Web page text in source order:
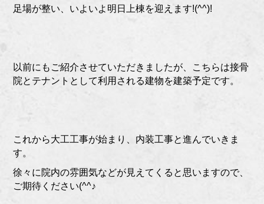
足場が整い、いよいよ明日上棟を迎えます!(^^)!
以前にもご紹介させていただきましたが、こちらは接骨
院とテナントとして利用される建物を建築予定です。
これから大工工事が始まり、内装工事と進んでいきま
す。
徐々に院内の雰囲気などが見えてくると思いますので、
ご期待ください(^^♪